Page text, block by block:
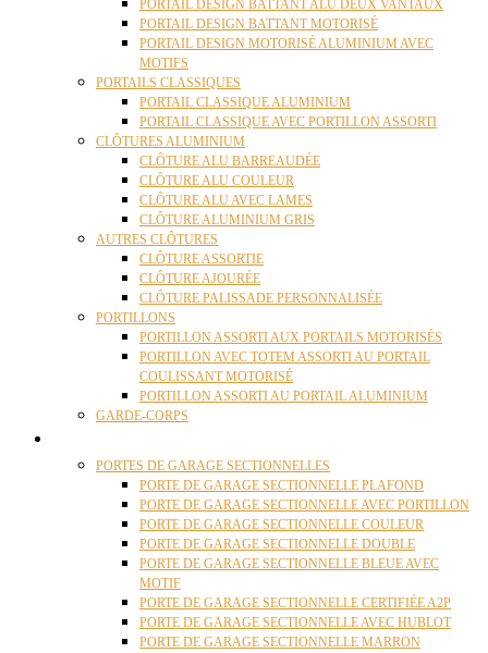
PORTAIL DESIGN BATTANT ALU DEUX VANTAUX
PORTAIL DESIGN BATTANT MOTORISÉ
PORTAIL DESIGN MOTORISÉ ALUMINIUM AVEC
MOTIFS
PORTAILS CLASSIQUES
PORTAIL CLASSIQUE ALUMINIUM
PORTAIL CLASSIQUE AVEC PORTILLON ASSORTI
CLÔTURES ALUMINIUM
CLÔTURE ALU BARREAUDÉE
CLÔTURE ALU COULEUR
CLÔTURE ALU AVEC LAMES
CLÔTURE ALUMINIUM GRIS
AUTRES CLÔTURES
CLÔTURE ASSORTIE
CLÔTURE AJOURÉE
CLÔTURE PALISSADE PERSONNALISÉE
PORTILLONS
PORTILLON ASSORTI AUX PORTAILS MOTORISÉS
PORTILLON AVEC TOTEM ASSORTI AU PORTAIL
COULISSANT MOTORISÉ
PORTILLON ASSORTI AU PORTAIL ALUMINIUM
GARDE-CORPS
PORTES DE GARAGE SECTIONNELLES
PORTE DE GARAGE SECTIONNELLE PLAFOND
PORTE DE GARAGE SECTIONNELLE AVEC PORTILLON
PORTE DE GARAGE SECTIONNELLE COULEUR
PORTE DE GARAGE SECTIONNELLE DOUBLE
PORTE DE GARAGE SECTIONNELLE BLEUE AVEC
MOTIF
PORTE DE GARAGE SECTIONNELLE CERTIFIÉE A2P
PORTE DE GARAGE SECTIONNELLE AVEC HUBLOT
PORTE DE GARAGE SECTIONNELLE MARRON